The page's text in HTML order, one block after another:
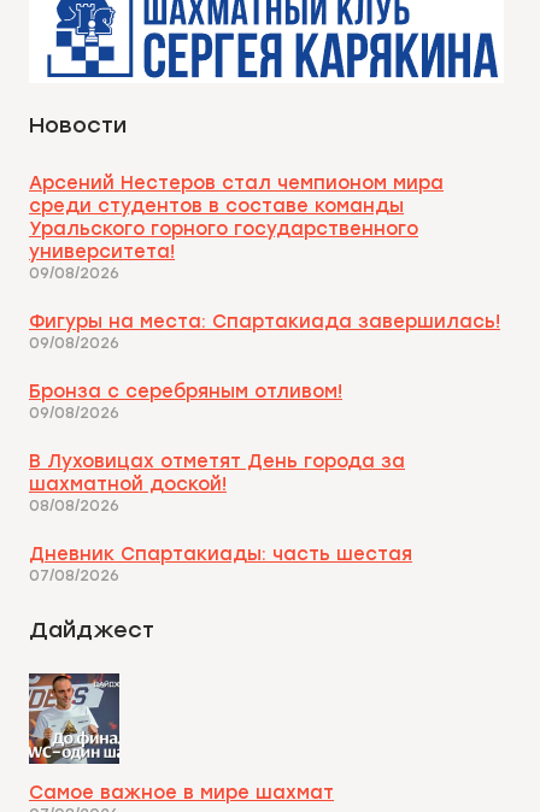
Новости
Арсений Нестеров стал чемпионом мира
среди студентов в составе команды
Уральского горного государственного
университета!
09/08/2026
Фигуры на места: Спартакиада завершилась!
09/08/2026
Бронза с серебряным отливом!
09/08/2026
В Луховицах отметят День города за
шахматной доской!
08/08/2026
Дневник Спартакиады: часть шестая
07/08/2026
Дайджест
Самое важное в мире шахмат